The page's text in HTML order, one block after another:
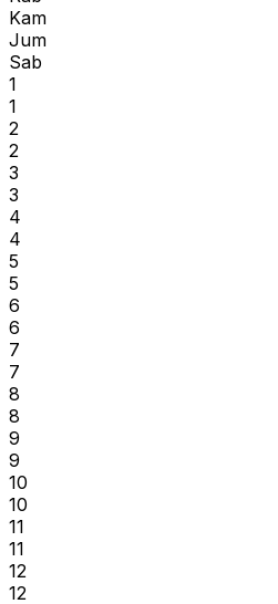
Kam
Jum
Sab
1
1
2
2
3
3
4
4
5
5
6
6
7
7
8
8
9
9
10
10
11
11
12
12